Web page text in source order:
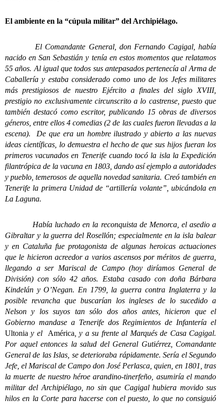
El ambiente en la “cúpula militar” del Archipiélago.
El Comandante General, don Fernando Cagigal, había
nacido en San Sebastián y tenía en estos momentos que relatamos
55 años. Al igual que todos sus antepasados pertenecía al Arma de
Caballería y estaba considerado como uno de los Jefes militares
más prestigiosos de nuestro Ejército a finales del siglo XVIII,
prestigio no exclusivamente circunscrito a lo castrense, puesto que
también destacó como escritor, publicando 15 obras de diversos
géneros, entre ellos 4 comedias (2 de las cuales fueron llevadas a la
escena). De que era un hombre ilustrado y abierto a las nuevas
ideas científicas, lo demuestra el hecho de que sus hijos fueran los
primeros vacunados en Tenerife cuando tocó la isla la Expedición
filantrópica de la vacuna en 1803, dando así ejemplo a autoridades
y pueblo, temerosos de aquella novedad sanitaria. Creó también en
Tenerife la primera Unidad de “artillería volante”, ubicándola en
La Laguna.
Había luchado en la reconquista de Menorca, el asedio a
Gibraltar y la guerra del Rosellón; especialmente en la isla balear
y en Cataluña fue protagonista de algunas heroicas actuaciones
que le hicieron acreedor a varios ascensos por méritos de guerra,
llegando a ser Mariscal de Campo (hoy diríamos General de
División) con sólo 42 años. Estaba casado con doña Bárbara
Kindelán y O’Negan. En 1799, la guerra contra Inglaterra y la
posible revancha que buscarían los ingleses de lo sucedido a
Nelson y los suyos tan sólo dos años antes, hicieron que el
Gobierno mandase a Tenerife dos Regimientos de Infantería el
Ultonia y el América , y a su frente al Marqués de Casa Cagigal.
Por aquel entonces la salud del General Gutiérrez, Comandante
General de las Islas, se deterioraba rápidamente. Sería el Segundo
Jefe, el Mariscal de Campo don José Perlasca, quien, en 1801, tras
la muerte de nuestro héroe arandino-tinerfeño, asumiría el mando
militar del Archipiélago, no sin que Cagigal hubiera movido sus
hilos en la Corte para hacerse con el puesto, lo que no consiguió